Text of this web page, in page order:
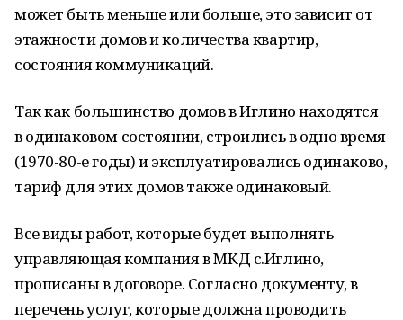
может быть меньше или больше, это зависит от
этажности домов и количества квартир,
состояния коммуникаций.
Так как большинство домов в Иглино находятся
в одинаковом состоянии, строились в одно время
(1970-80-е годы) и эксплуатировались одинаково,
тариф для этих домов также одинаковый.
Все виды работ, которые будет выполнять
управляющая компания в МКД с.Иглино,
прописаны в договоре. Согласно документу, в
перечень услуг, которые должна проводить